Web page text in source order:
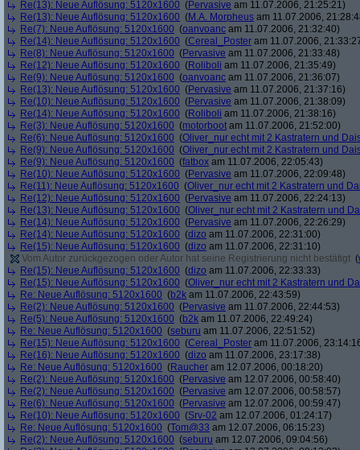
Re(13): Neue Auflösung: 5120x1600 (Pervasive am 11.07.2006, 21:25:21)
Re(13): Neue Auflösung: 5120x1600 (M.A. Morpheus am 11.07.2006,
Re(7): Neue Auflösung: 5120x1600 (oanvoanc am 11.07.2006, 21:32:40)
Re(14): Neue Auflösung: 5120x1600 (Cereal_Poster am 11.07.2006,
Re(8): Neue Auflösung: 5120x1600 (Pervasive am 11.07.2006, 21:33:48)
Re(12): Neue Auflösung: 5120x1600 (Roliboli am 11.07.2006, 21:35:49)
Re(9): Neue Auflösung: 5120x1600 (oanvoanc am 11.07.2006, 21:36:07)
Re(13): Neue Auflösung: 5120x1600 (Pervasive am 11.07.2006, 21:37:16)
Re(10): Neue Auflösung: 5120x1600 (Pervasive am 11.07.2006, 21:38:09)
Re(14): Neue Auflösung: 5120x1600 (Roliboli am 11.07.2006, 21:38:16)
Re(3): Neue Auflösung: 5120x1600 (motorboot am 11.07.2006, 21:52:00)
Re(6): Neue Auflösung: 5120x1600 (Oliver_nur echt mit 2 Kastratern und
Re(9): Neue Auflösung: 5120x1600 (Oliver_nur echt mit 2 Kastratern und
Re(9): Neue Auflösung: 5120x1600 (fatbox am 11.07.2006, 22:05:43)
Re(10): Neue Auflösung: 5120x1600 (Pervasive am 11.07.2006, 22:09:48)
Re(11): Neue Auflösung: 5120x1600 (Oliver_nur echt mit 2 Kastratern und
Re(12): Neue Auflösung: 5120x1600 (Pervasive am 11.07.2006, 22:24:13)
Re(13): Neue Auflösung: 5120x1600 (Oliver_nur echt mit 2 Kastratern und
Re(14): Neue Auflösung: 5120x1600 (Pervasive am 11.07.2006, 22:26:29)
Re(14): Neue Auflösung: 5120x1600 (dizo am 11.07.2006, 22:31:00)
Re(15): Neue Auflösung: 5120x1600 (dizo am 11.07.2006, 22:31:10)
Vom Autor zurückgezogen oder Autor hat seine Registrierung nicht bestätigt (
Re(15): Neue Auflösung: 5120x1600 (dizo am 11.07.2006, 22:33:33)
Re(15): Neue Auflösung: 5120x1600 (Oliver_nur echt mit 2 Kastratern und
Re: Neue Auflösung: 5120x1600 (b2k am 11.07.2006, 22:43:59)
Re(2): Neue Auflösung: 5120x1600 (Pervasive am 11.07.2006, 22:44:53)
Re(5): Neue Auflösung: 5120x1600 (b2k am 11.07.2006, 22:49:24)
Re: Neue Auflösung: 5120x1600 (seburu am 11.07.2006, 22:51:52)
Re(15): Neue Auflösung: 5120x1600 (Cereal_Poster am 11.07.2006,
Re(16): Neue Auflösung: 5120x1600 (dizo am 11.07.2006, 23:17:38)
Re: Neue Auflösung: 5120x1600 (Raucher am 12.07.2006, 00:18:20)
Re(2): Neue Auflösung: 5120x1600 (Pervasive am 12.07.2006, 00:58:40)
Re(2): Neue Auflösung: 5120x1600 (Pervasive am 12.07.2006, 00:58:57)
Re(6): Neue Auflösung: 5120x1600 (Pervasive am 12.07.2006, 00:59:47)
Re(10): Neue Auflösung: 5120x1600 (Srv-02 am 12.07.2006, 01:24:17)
Re: Neue Auflösung: 5120x1600 (Tom@33 am 12.07.2006, 06:15:23)
Re(2): Neue Auflösung: 5120x1600 (seburu am 12.07.2006, 09:04:56)